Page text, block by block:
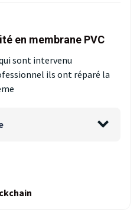
en membrane PVC
sont intervenu
ils ont réparé la